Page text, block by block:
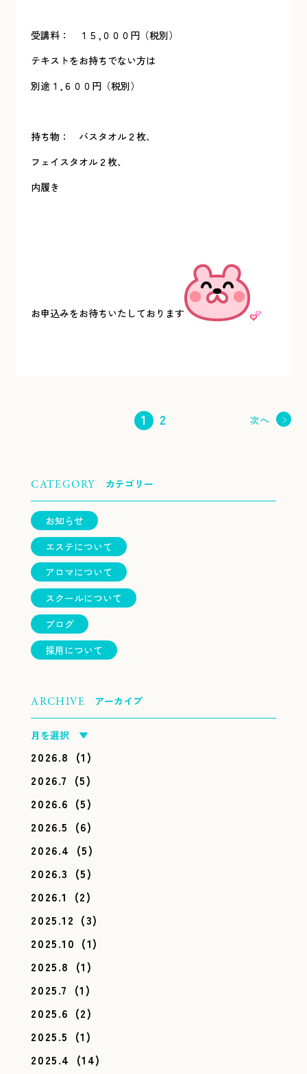
受講料： １５,０００円（税別）
テキストをお持ちでない方は
別途１,６００円（税別）
持ち物： バスタオル２枚、
フェイスタオル２枚、
内履き
お申込みをお待ちいたしております
1 2 次へ
CATEGORY カテゴリー
お知らせ
エステについて
アロマについて
スクールについて
ブログ
採用について
ARCHIVE アーカイブ
月を選択 ▼
2026.8 (1)
2026.7 (5)
2026.6 (5)
2026.5 (6)
2026.4 (5)
2026.3 (5)
2026.1
(2)
2025.12 (3)
2025.10 (1)
2025.8 (1)
2025.7 (1)
2025.6 (2)
2025.5 (1)
2025.4 (14)